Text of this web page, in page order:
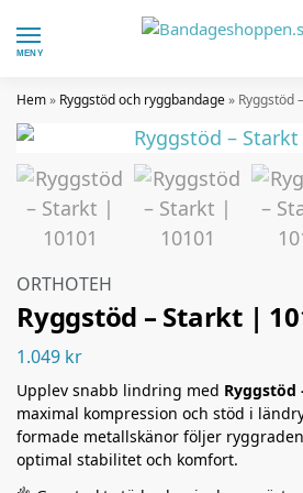
MENY
Hem» Ryggstöd och ryggbandage» Ryggstöd
ORTHOTEH
Ryggstöd – Starkt |
1.049 kr
Upplev snabb lindring med Ryggstöd
maximal kompression och stöd i
formade metallskänor följer
optimal stabilitet och komfort.